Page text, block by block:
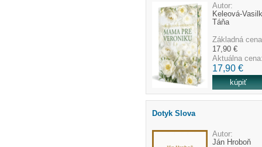
Autor:
Keleová-
Táňa
Základná
17,90 €
Aktuálna
17,90 €
Dotyk Slova
Autor:
Ján Hroboň